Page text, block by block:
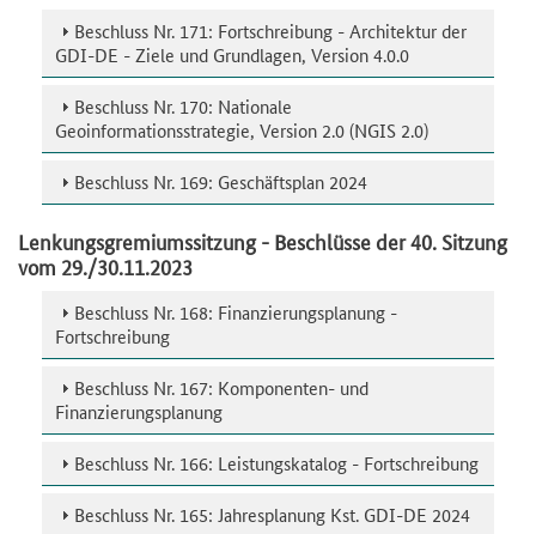
Beschluss Nr. 171: Fortschreibung - Architektur der
GDI-DE - Ziele und Grundlagen, Version 4.0.0
Beschluss Nr. 170: Nationale
Geoinformationsstrategie, Version 2.0 (NGIS 2.0)
Beschluss Nr. 169: Geschäftsplan 2024
Lenkungsgremiumssitzung - Beschlüsse der 40. Sitzung
vom 29./30.11.2023
Beschluss Nr. 168: Finanzierungsplanung -
Fortschreibung
Beschluss Nr. 167: Komponenten- und
Finanzierungsplanung
Beschluss Nr. 166: Leistungskatalog - Fortschreibung
Beschluss Nr. 165: Jahresplanung Kst. GDI-DE 2024